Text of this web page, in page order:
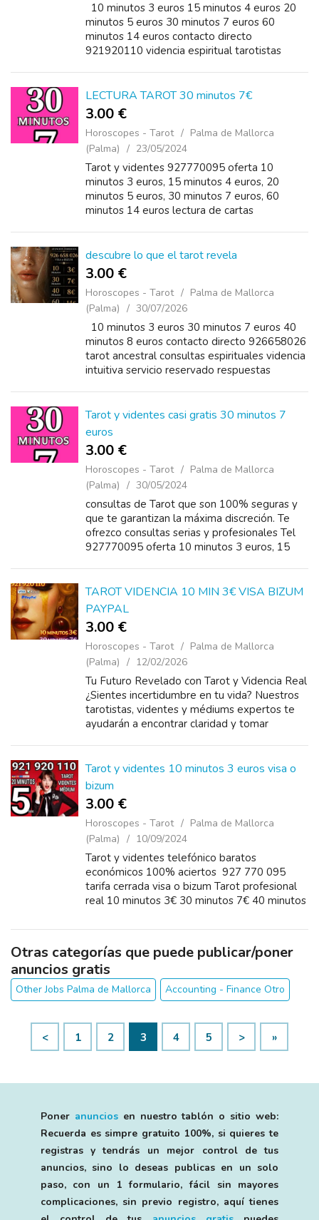
10 minutos 3 euros 15 minutos 4 euros 20
minutos 5 euros 30 minutos 7 euros 60
minutos 14 euros contacto directo
921920110 videncia espiritual tarotistas
LECTURA TAROT 30 minutos 7€
3.00 €
Horoscopes - Tarot
Palma de Mallorca
(Palma)
23/05/2024
Tarot y videntes 927770095 oferta 10
minutos 3 euros, 15 minutos 4 euros, 20
minutos 5 euros, 30 minutos 7 euros, 60
minutos 14 euros lectura de cartas
descubre lo que el tarot revela
3.00 €
Horoscopes - Tarot
Palma de Mallorca
(Palma)
30/07/2026
10 minutos 3 euros 30 minutos 7 euros 40
minutos 8 euros contacto directo 926658026
tarot ancestral consultas espirituales videncia
intuitiva servicio reservado respuestas
Tarot y videntes casi gratis 30 minutos 7
euros
3.00 €
Horoscopes - Tarot
Palma de Mallorca
(Palma)
30/05/2024
consultas de Tarot que son 100% seguras y
que te garantizan la máxima discreción. Te
ofrezco consultas serias y profesionales Tel
927770095 oferta 10 minutos 3 euros, 15
TAROT VIDENCIA 10 MIN 3€ VISA BIZUM
PAYPAL
3.00 €
Horoscopes - Tarot
Palma de Mallorca
(Palma)
12/02/2026
Tu Futuro Revelado con Tarot y Videncia Real
¿Sientes incertidumbre en tu vida? Nuestros
tarotistas, videntes y médiums expertos te
ayudarán a encontrar claridad y tomar
Tarot y videntes 10 minutos 3 euros visa o
bizum
3.00 €
Horoscopes - Tarot
Palma de Mallorca
(Palma)
10/09/2024
Tarot y videntes telefónico baratos
económicos 100% aciertos 927 770 095
tarifa cerrada visa o bizum Tarot profesional
real 10 minutos 3€ 30 minutos 7€ 40 minutos
Otras categorías que puede publicar/poner
anuncios gratis
Other Jobs Palma de Mallorca Accounting - Finance Otro
< 1 2 3 4 5 > »
Poner anunciosen nuestro tablón o sitio web:
Recuerda es simpre gratuito 100%, si quieres te
registras y tendrás un mejor control de tus
anuncios, sino lo deseas publicas en un solo
paso, con un 1 formulario, fácil sin mayores
complicaciones, sin previo registro, aquí tienes